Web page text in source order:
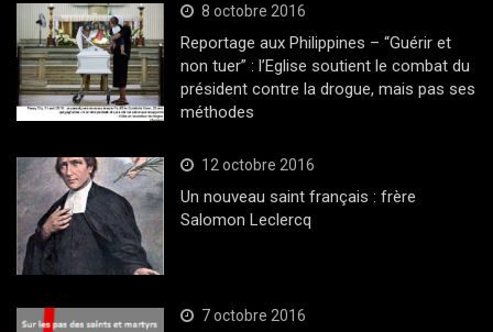
8 octobre 2016
Reportage aux Philippines – “Guérir et
non tuer” : l’Eglise soutient le combat du
président contre la drogue, mais pas ses
méthodes
12 octobre 2016
Un nouveau saint français : frère
Salomon Leclercq
7 octobre 2016